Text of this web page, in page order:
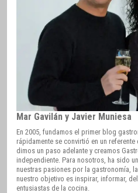
Mar Gavilán y Javier Muniesa
En 2005, fundamos el primer blog
rápidamente se convirtió en un
dimos un paso adelante y creamos
independiente. Para nosotros, ha sido
nuestras pasiones por la gastronomía,
nuestro objetivo es inspirar, informar,
entusiastas de la cocina.